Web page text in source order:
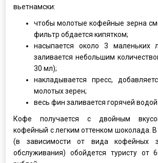
вьетнамски:
чтобы молотые кофейные зерна
фильтр обдается кипятком;
насыпается около 3 маленьких
заливается небольшим
30 мл);
накладывается пресс,
молотых зерен;
весь фин заливается горячей
Кофе получается с двойным
кофейный с легким оттенком шоколада.
(в зависимости от вида кофейных
обслуживания) обойдется туристу от